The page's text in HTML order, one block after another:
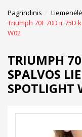
Pagrindinis
Triumph 70F 70D ir
W02
TRIUMPH
SPALVOS
SPOTLIGHT